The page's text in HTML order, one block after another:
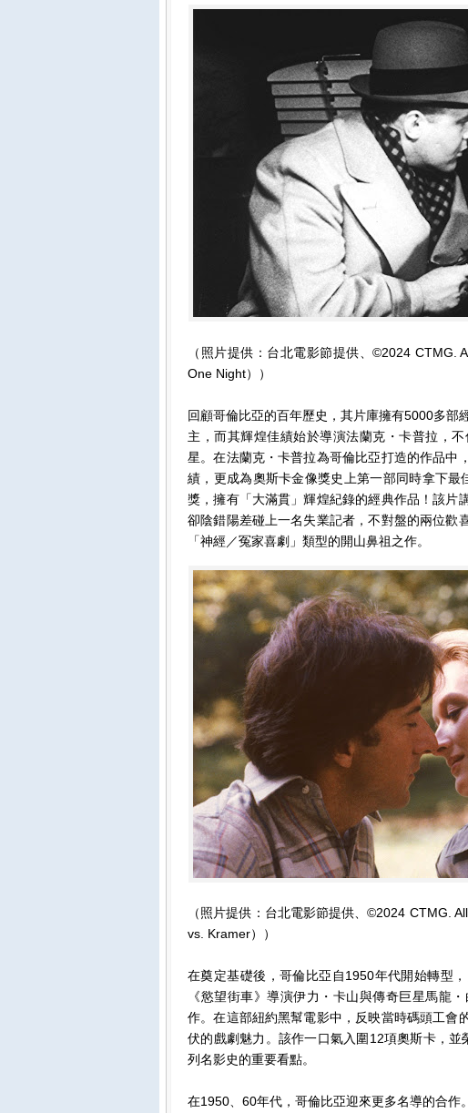
（照片提供：台北電影節提供、©2024 CTMG.
One Night））
回顧哥倫比亞的百年歷史，其片庫擁有5000多
主，而其輝煌佳績始於導演法蘭克・卡普拉，
星。在法蘭克・卡普拉為哥倫比亞打造的作品中
績，更成為奧斯卡金像獎史上第一部同時拿下
獎，擁有「大滿貫」輝煌紀錄的經典作品！該片
卻陰錯陽差碰上一名失業記者，不對盤的兩位歡
「神經／冤家喜劇」類型的開山鼻祖之作。
（照片提供：台北電影節提供、©2024 CTMG.
vs. Kramer））
在奠定基礎後，哥倫比亞自1950年代開始轉型
《慾望街車》導演伊力・卡山與傳奇巨星馬龍
作。在這部紐約黑幫電影中，反映當時碼頭工會
伏的戲劇魅力。該作一口氣入圍12項奧斯卡，
列名影史的重要看點。
在1950、60年代，哥倫比亞迎來更多名導的合